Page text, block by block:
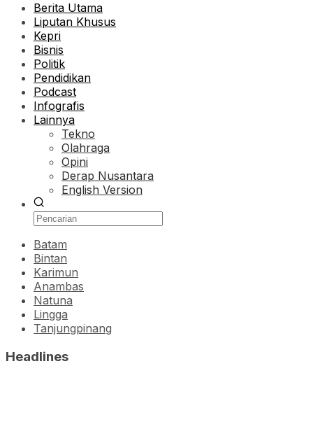
Berita Utama
Liputan Khusus
Kepri
Bisnis
Politik
Pendidikan
Podcast
Infografis
Lainnya
Tekno
Olahraga
Opini
Derap Nusantara
English Version
Batam
Bintan
Karimun
Anambas
Natuna
Lingga
Tanjungpinang
Headlines